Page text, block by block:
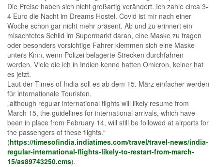
Die Preise haben sich nicht großartig verändert. Ich zahle circa 3-
4 Euro die Nacht im Dreams Hostel. Covid ist mir nach einer
Woche schon gar nicht mehr präsent. Ab und zu erinnert ein
misachtetes Schild im Supermarkt daran, eine Maske zu tragen
oder besonders vorsichtige Fahrer klemmen sich eine Maske
unters Kinn, wenn Polizei belagerte Strecken durchfahren
werden. Viele die ich in Indien kenne hatten Omicron, keiner hat
es jetzt.
Laut der Times of India soll es ab dem 15. März einfacher werden
für internationale Touristen.
„although regular international flights will likely resume from
March 15, the guidelines for international arrivals, which have
been in place from February 14, will still be followed at airports for
the passengers of these flights.“
(https://timesofindia.indiatimes.com/travel/travel-news/india-
regular-international-flights-likely-to-restart-from-march-
15/as89743250.cms).